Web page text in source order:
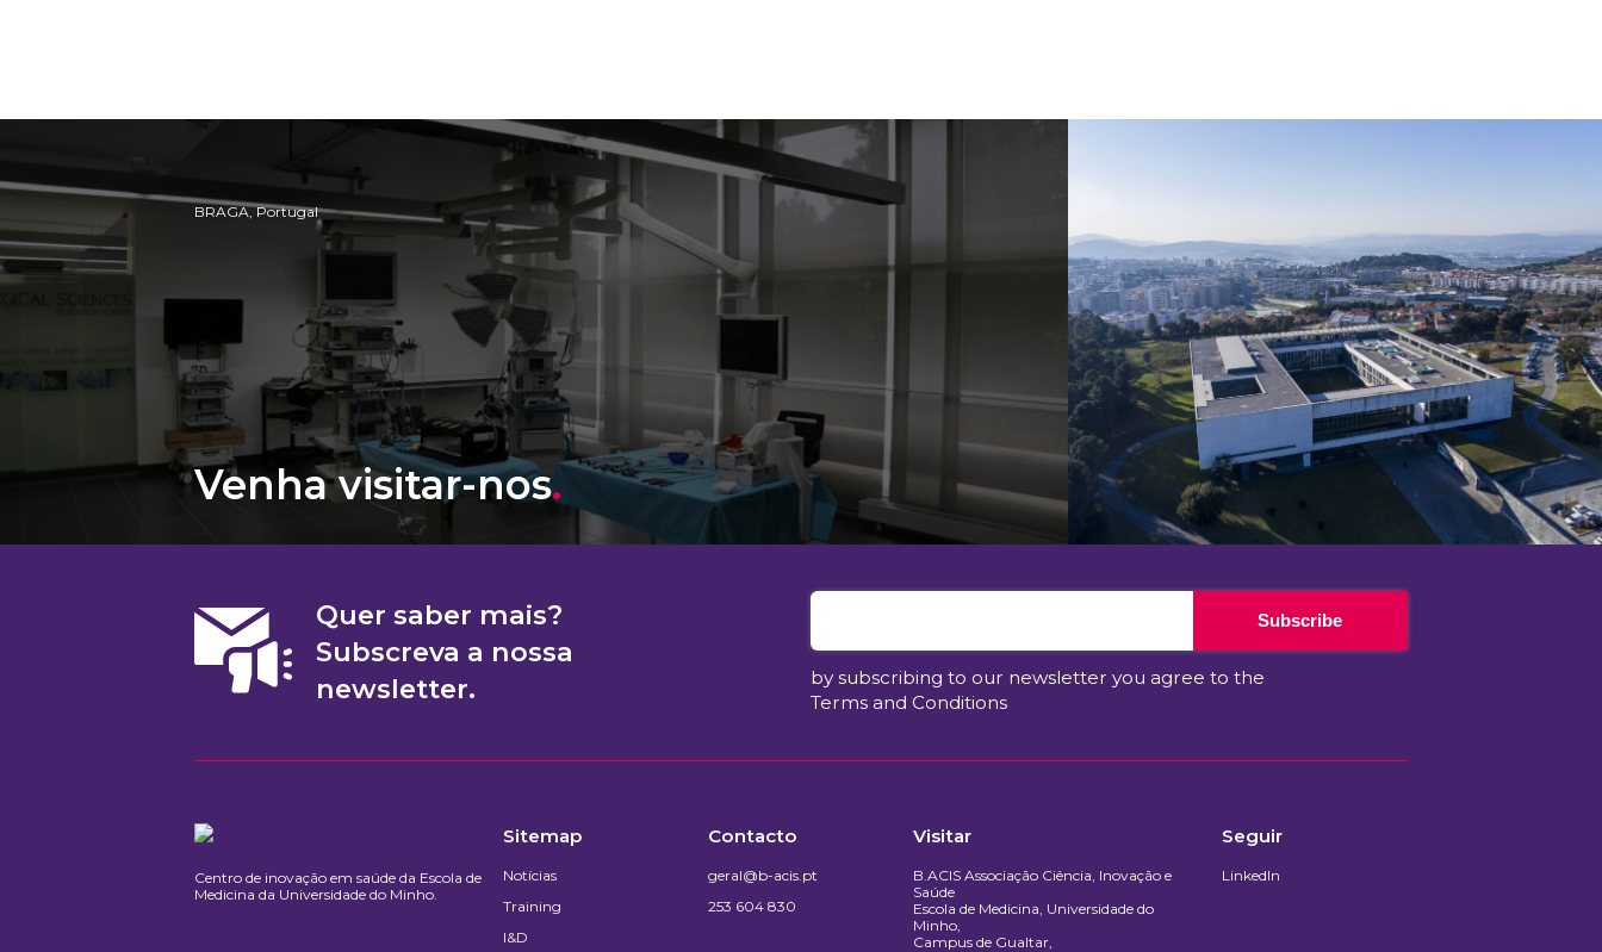
BRAGA, Portugal
Venha visitar-nos.
Quer saber mais?
Subscreva a nossa
newsletter.
Subscribe
by subscribing to our newsletter you agree to the
Terms and Conditions
Centro de inovação em saúde da Escola de
Medicina da Universidade do Minho.​
Sitemap
Notícias
Training
I&D
Contacto
geral@b-acis.pt
253 604 830
Visitar
B.ACIS Associação Ciência, Inovação e
Saúde
Escola de Medicina, Universidade do
Minho,
Campus de Gualtar,
Seguir
LinkedIn